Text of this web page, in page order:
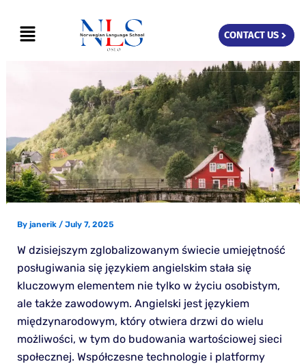
content
Menu CONTACT US
By janerik / July 7, 2025
W dzisiejszym zglobalizowanym świecie umiejętność
posługiwania się językiem angielskim stała się
kluczowym elementem nie tylko w życiu osobistym,
ale także zawodowym. Angielski jest językiem
międzynarodowym, który otwiera drzwi do wielu
możliwości, w tym do budowania wartościowej sieci
społecznej. Współczesne technologie i platformy